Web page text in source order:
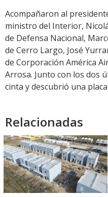
Acompañaron al
ministro del Interior,
de Defensa Nacional,
de Cerro Largo, José
de Corporación América
Arrosa. Junto con los dos
cinta y descubrió una
Relacionadas